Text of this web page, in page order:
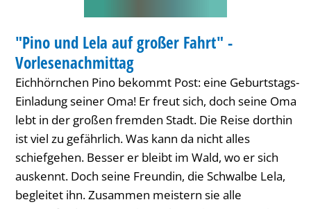
Vorlesenachmittag
KATEGORIE: BIBLIOTHEK
"Pino und Lela auf großer Fahrt" -
Vorlesenachmittag
Eichhörnchen Pino bekommt Post: eine Geburtstags-
Einladung seiner Oma! Er freut sich, doch seine Oma
lebt in der großen fremden Stadt. Die Reise dorthin
ist viel zu gefährlich. Was kann da nicht alles
schiefgehen. Besser er bleibt im Wald, wo er sich
auskennt. Doch seine Freundin, die Schwalbe Lela,
begleitet ihn. Zusammen meistern sie alle